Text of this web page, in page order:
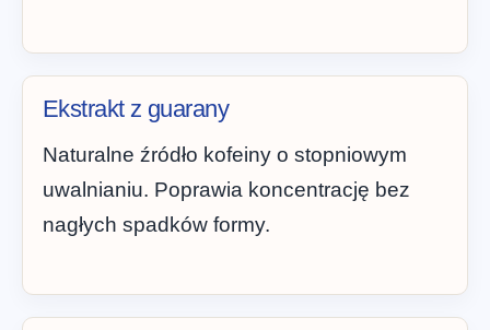
Ekstrakt z guarany
Naturalne źródło kofeiny o stopniowym
uwalnianiu. Poprawia koncentrację bez
nagłych spadków formy.